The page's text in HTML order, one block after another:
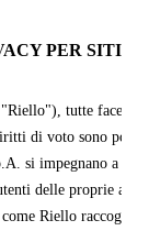
PER SITI
tutte facenti
di voto sono
si impegnano a
delle proprie
Riello raccoglie,